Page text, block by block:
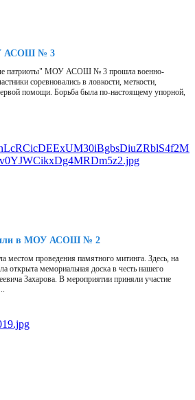
АСОШ № 3
патриоты" МОУ АСОШ № 3 прошла военно-
соревновались в ловкости, меткости,
помощи. Борьба была по-настоящему упорной,
в МОУ АСОШ № 2
проведения памятного митинга. Здесь, на
открыта мемориальная доска в честь нашего
Захарова. В мероприятии приняли участие